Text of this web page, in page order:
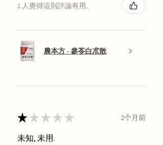
1 人覺得這則評論有用。
農本方 - 參苓白朮散
★★★★★ 2个月前
未知, 未用.